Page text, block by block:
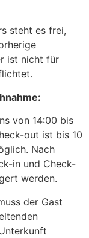
steht es frei,
ist nicht für
von 14:00 bis
out ist bis 10
Nach
in und Check-
werden.
der Gast